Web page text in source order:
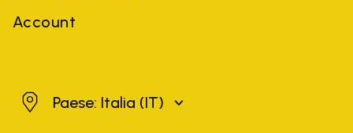
Account
Italia Paese: Italia (IT)